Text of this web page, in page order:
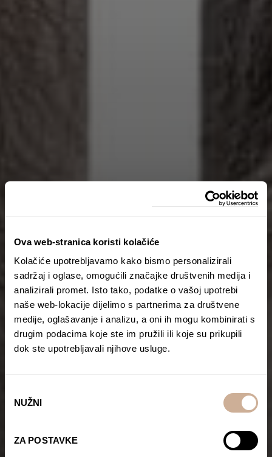
Ova web-stranica koristi kolačiće
Kolačiće upotrebljavamo kako bismo personalizirali
sadržaj i oglase, omogućili značajke društvenih medija i
analizirali promet. Isto tako, podatke o vašoj upotrebi
naše web-lokacije dijelimo s partnerima za društvene
medije, oglašavanje i analizu, a oni ih mogu kombinirati s
drugim podacima koje ste im pružili ili koje su prikupili
dok ste upotrebljavali njihove usluge.
pristanka
NUŽNI
ZA POSTAVKE